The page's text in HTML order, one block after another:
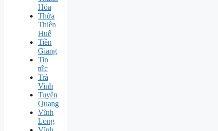
Hóa
Thừa
Thiên
Huế
Tiền
Giang
Tin
tức
Trà
Vinh
Tuyên
Quang
Vĩnh
Long